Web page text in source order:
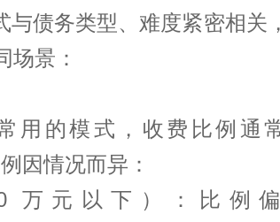
与债务类型、难度紧密相关
场景：
用的模式，收费比例通
因情况而异：
万元以下）：比例